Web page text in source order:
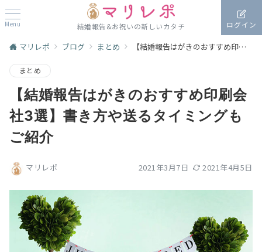
Menu 結婚報告&お祝いの新しいカタチ ログイン
マリレポ ブログ まとめ 【結婚報告はがきのおすすめ印刷会社3選】書き方や送るタイミングもご紹介
まとめ
【結婚報告はがきのおすすめ印刷会
社3選】書き方や送るタイミングも
ご紹介
2021年3月7日 2021年4月5日
マリレポ